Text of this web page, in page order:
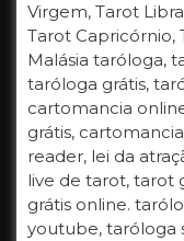
Virgem, Tarot
Tarot Capricórnio,
Malásia taróloga,
taróloga grátis,
cartomancia
grátis,
reader, lei da
live de tarot, tarot
grátis online.
youtube, taróloga